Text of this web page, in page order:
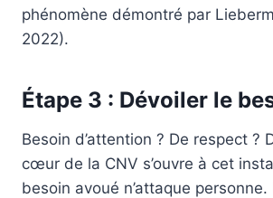
phénomène démontré par
2022).
Étape 3 : Dévoiler le
Besoin d’attention ? De respect ?
cœur de la CNV s’ouvre à cet
besoin avoué n’attaque personne.